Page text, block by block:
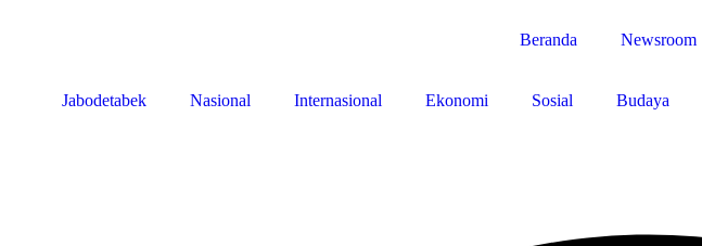
Beranda Newsroom
Jabodetabek Nasional Internasional Ekonomi Sosial Budaya